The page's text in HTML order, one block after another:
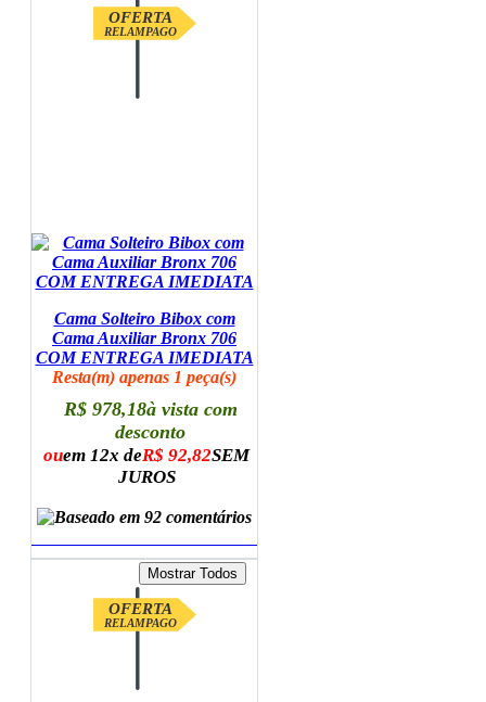
OFERTA
RELAMPAGO
Cama Solteiro Bibox com
Cama Auxiliar Bronx 706
COM ENTREGA IMEDIATA
Resta(m) apenas 1 peça(s)
R$ 978,18à vista com
desconto
ouem 12x deR$ 92,82SEM
JUROS
OFERTA
RELAMPAGO